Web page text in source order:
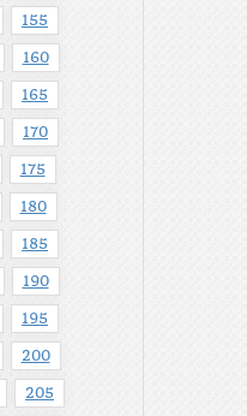
155
160
165
170
175
180
185
190
195
200
205